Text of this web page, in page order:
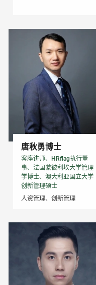
唐秋勇博士
客座讲师、HRflag执行董
事、法国蒙彼利埃大学管理
学博士、澳大利亚国立大学
创新管理硕士
人资管理、创新管理